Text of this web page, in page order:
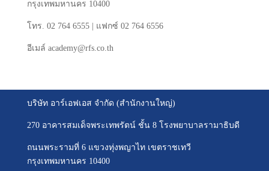
กรุงเทพมหานคร 10400
โทร. 02 764 6555 | แฟกซ์ 02 764 6556
อีเมล์ academy@rfs.co.th
บริษัท อาร์เอฟเอส จำกัด (สำนักงานใหญ่)
270 อาคารสมเด็จพระเทพรัตน์ ชั้น 8 โรงพยาบาลรามาธิบดี
ถนนพระรามที่ 6 แขวงทุ่งพญาไท เขตราชเทวี
กรุงเทพมหานคร 10400